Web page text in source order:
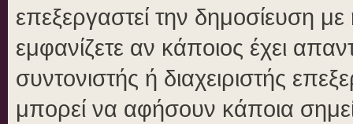
επεξεργαστεί την δημοσίευση
εμφανίζετε αν κάποιος έχει
συντονιστής ή διαχειριστής
μπορεί να αφήσουν κάποια